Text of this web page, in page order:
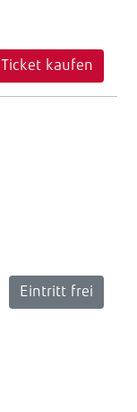
Ticket kaufen
Eintritt frei